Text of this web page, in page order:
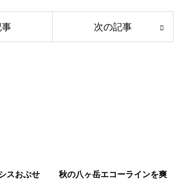
事 次の記事
スおぶせ
秋の八ヶ岳エコーラインを爽